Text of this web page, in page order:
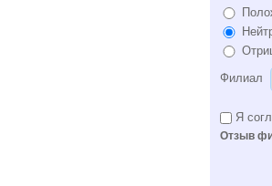
Филиал
Я
Отзыв